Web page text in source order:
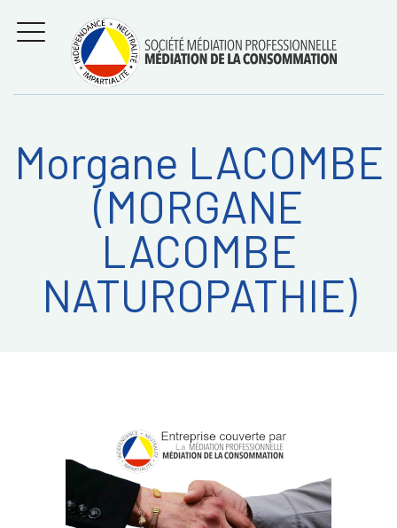
Régler les litiges
entre
consommateurs et
professionnels avec
la médiation de la
consommation
MENU
Recherche
Morgane LACOMBE
(MORGANE
LACOMBE
NATUROPATHIE)